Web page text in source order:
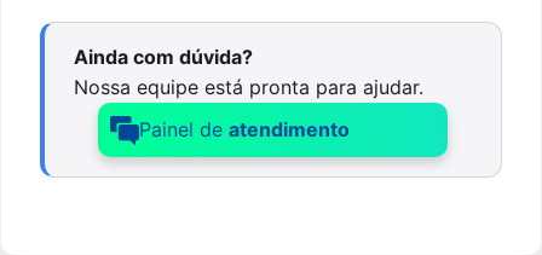
Ainda com dúvida?
Nossa equipe está pronta para ajudar.
Painel de atendimento